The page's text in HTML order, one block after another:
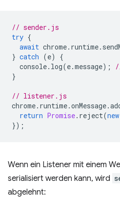
// sender.js
try {
await chrome. runtime.
} catch (e)
{
console. log(e.message);
}
// listener.js
chrome. runtime.onMessage.
return Promise. reject(new
});
Wenn ein Listener mit einem
serialisiert werden kann, wird
abgelehnt: